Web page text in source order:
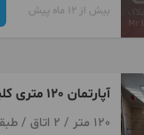
بیش از 12 ماه پیش
آپارتمان 120 متری کلید اول
120 متر / 2 اتاق / طبقه 3